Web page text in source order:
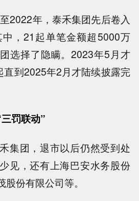
2022年，泰禾集团先后卷入
，21起单笔金额超5000万
选择了隐瞒。2023年5月才
到2025年2月才陆续披露完
罚联动”
集团，退市以后仍然受到处
见，还有上海巴安水务股份
份有限公司等。